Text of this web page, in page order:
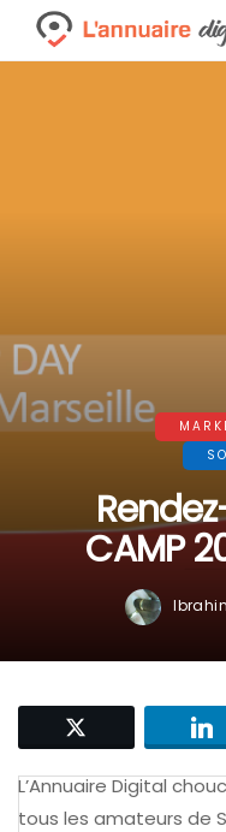
CAMP
L’Annuaire Digital
tous les amateurs de